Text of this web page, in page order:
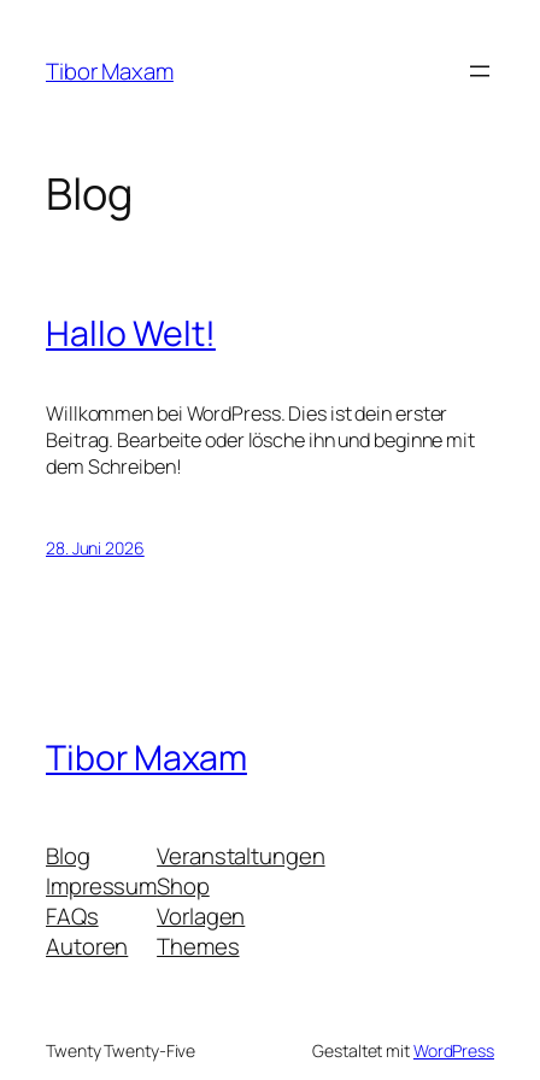
springen
Tibor Maxam
Blog
Hallo Welt!
Willkommen bei WordPress. Dies ist dein erster
Beitrag. Bearbeite oder lösche ihn und beginne mit
dem Schreiben!
28. Juni 2026
Tibor Maxam
Blog
Impressum
FAQs
Autoren
Veranstaltungen
Shop
Vorlagen
Themes
Twenty Twenty-Five Gestaltet mitWordPress